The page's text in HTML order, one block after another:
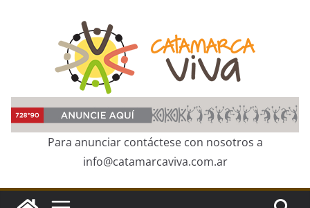
Para anunciar contáctese con nosotros a
info@catamarcaviva.com.ar